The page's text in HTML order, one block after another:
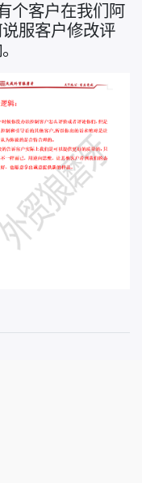
个客户在我们阿
服客户修改评